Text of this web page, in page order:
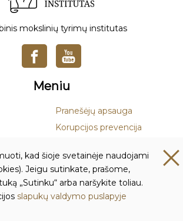
mokslinių tyrimų institutas
Meniu
Pranešėjų apsauga
Korupcijos prevencija
prevencija
ir rekvizitai
kad šioje svetainėje naudojami
Jeigu sutinkate, prašome,
„Sutinku“ arba naršykite toliau.
slapukų valdymo puslapyje